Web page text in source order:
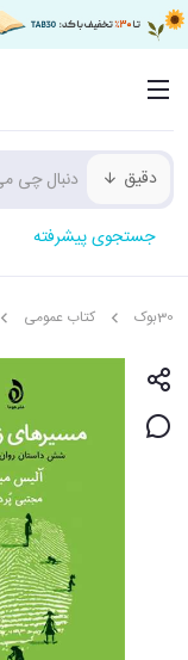
دقیق
جستجوی پیشرفته
30بوک کتاب عمومی